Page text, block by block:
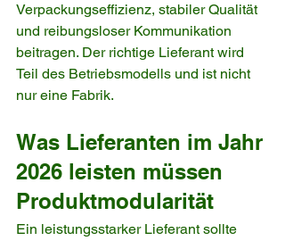
Verpackungseffizienz, stabiler Qualität
und reibungsloser Kommunikation
beitragen. Der richtige Lieferant wird
Teil des Betriebsmodells und ist nicht
nur eine Fabrik.
Was Lieferanten im Jahr
2026 leisten müssen
Produktmodularität
Ein leistungsstarker Lieferant sollte